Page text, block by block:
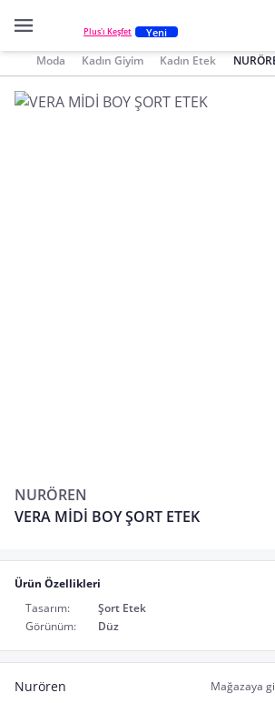
Plus'ı Keşfet Yeni
Moda Kadın Giyim Kadın Etek
NURÖREN
VERA MİDİ BOY ŞORT ETEK
Ürün Özellikleri
Tasarım:
Şort Etek
Görünüm:
Düz
Nurören Mağazaya